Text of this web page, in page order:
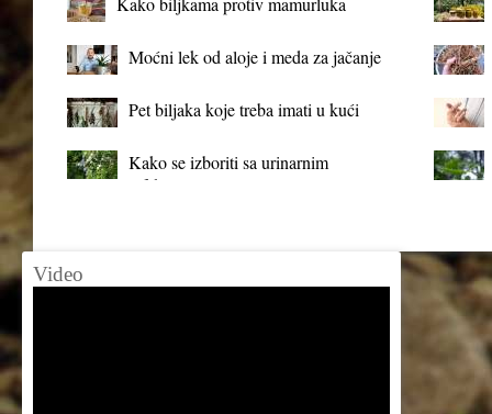
Moćni lek od aloje i meda za jačanje
Pet biljaka koje treba imati u kući
Kako se izboriti sa urinarnim
infekcijama?
Video